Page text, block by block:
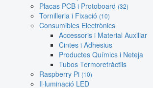
Placas PCB i Protoboard (32)
Tornilleria i Fixació (10)
Consumibles Electrònics
Accessoris i Material Auxiliar
Cintes i Adhesius
Productes Químics i Neteja
Tubos Termoretràctils
Raspberry Pi (10)
Il·luminació LED